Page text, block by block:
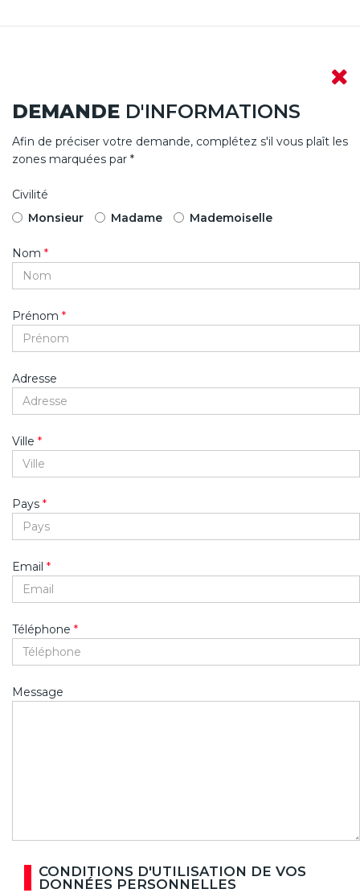
DEMANDE D'INFORMATIONS
Afin de préciser votre demande, complétez s'il vous plaît les
zones marquées par *
Civilité
Monsieur
Madame Mademoiselle
Nom *
Prénom *
Adresse
Ville *
Pays *
Email *
Téléphone *
Message
CONDITIONS D'UTILISATION DE VOS
DONNÉES PERSONNELLES